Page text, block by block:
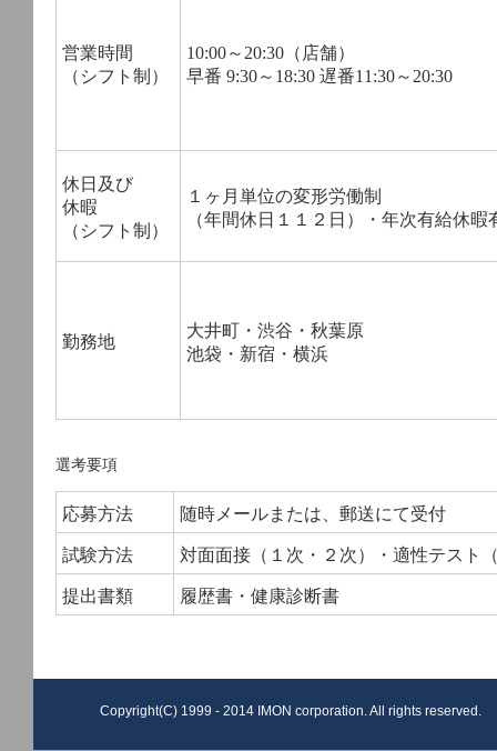
営業時間
（シフト制）
10:00～20:30（店舗）
早番 9:30～18:30 遅番11:30～20:30
休日及び
休暇
（シフト制）
１ヶ月単位の変形労働制
（年間休日１１２日）・年次有給休暇
勤務地
大井町・渋谷・秋葉原
池袋・新宿・横浜
選考要項
応募方法 随時メールまたは、郵送にて受付
試験方法 対面面接（１次・２次）・適性テスト
提出書類 履歴書・健康診断書
Copyright(C) 1999 - 2014 IMON corporation. All rights reserved.